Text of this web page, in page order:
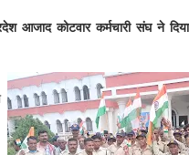
आजाद कोटवार कर्मचारी संघ ने